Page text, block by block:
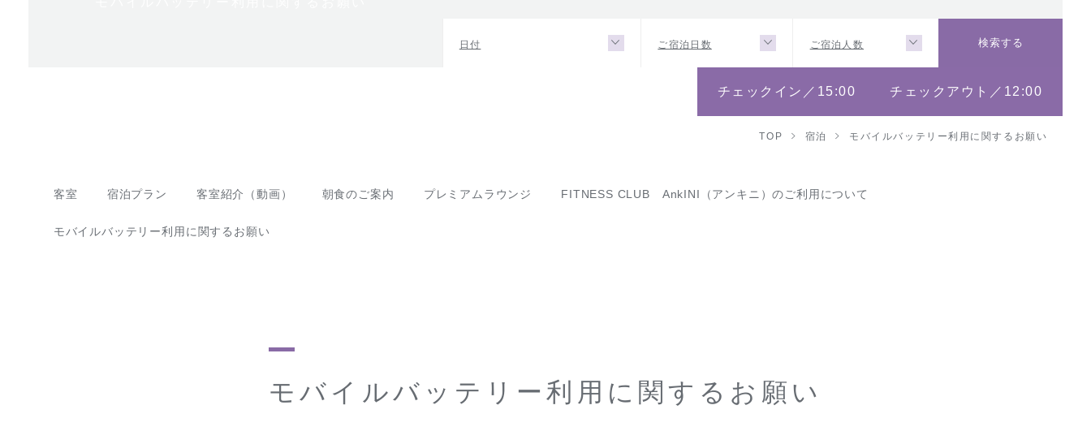
日付 ご宿泊日数 ご宿泊人数 検索する
チェックイン／15:00 チェックアウト／12:00
TOP 宿泊 モバイルバッテリー利用に関するお願い
客室 宿泊プラン 客室紹介（動画） 朝食のご案内 プレミアムラウンジ FITNESS CLUB AnkINI（アンキニ）のご利用について
モバイルバッテリー利用に関するお願い
モバイルバッテリー利用に関するお願い